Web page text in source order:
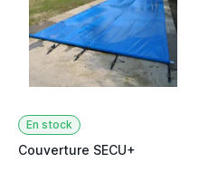
En stock
Couverture SECU+